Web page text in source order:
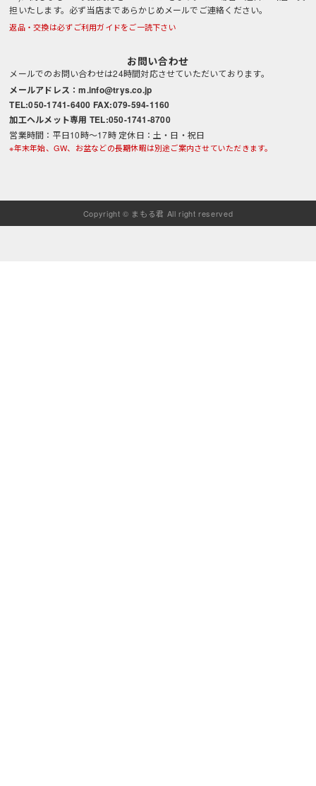
担いたします。必ず当店まであらかじめメールでご連絡ください。
返品・交換は必ずご利用ガイドをご一読下さい
お問い合わせ
メールでのお問い合わせは24時間対応させていただいております。
メールアドレス：m.info@trys.co.jp
TEL:050-1741-6400 FAX:079-594-1160
加工ヘルメット専用 TEL:050-1741-8700
営業時間：平日10時～17時 定休日：土・日・祝日
※年末年始、GW、お盆などの長期休暇は別途ご案内させていただきます。
Copyright © まもる君 All right reserved